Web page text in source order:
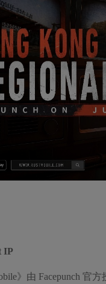
IP
》由 Facepunch 官